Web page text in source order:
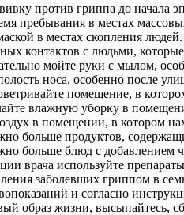
против гриппа до начала
пребывания в местах
в местах скопления людей.
контактов с людьми,
мойте руки с мылом,
носа, особенно после
помещение, в
влажную уборку в
в помещении, в котором
больше продуктов,
больше блюд с добавлением
врача используйте
заболевших гриппом в
и согласно
образ жизни, высыпайтесь,